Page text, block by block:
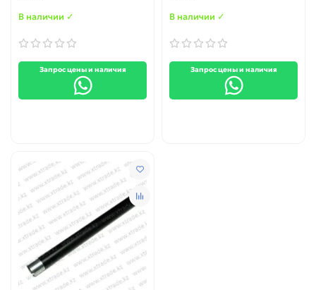
В наличии ✓
Запрос цены и наличия
В наличии ✓
Запрос цены и наличия